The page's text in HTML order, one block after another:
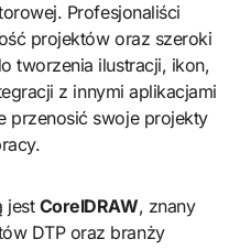
Profesjonaliści
projektów oraz szeroki
tworzenia ilustracji, ikon,
z innymi aplikacjami
przenosić swoje projekty
jest CorelDRAW, znany
DTP oraz branży